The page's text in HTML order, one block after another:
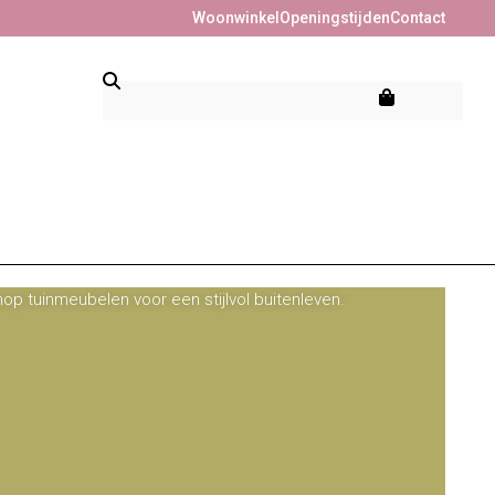
Woonwinkel OpeningstijdenContact
tuinmeubelen voor een stijlvol buitenleven.